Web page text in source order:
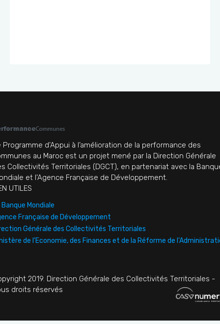
Programme d’Appui à l’amélioration de la performance des
au Maroc est un projet mené par la Direction Générale
Collectivités Territoriales (DGCT), en partenariat avec la
et l’Agence Française de Développement.
UTILES
Banque Mondiale
Française de Développement
Générale des Collectivités Territoriales
de l'Economie, des Finances et de la Réforme de
2019. Direction Générale des Collectivités Territoriales -
droits réservés